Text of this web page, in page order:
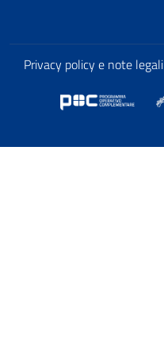
Privacy policy e note legali